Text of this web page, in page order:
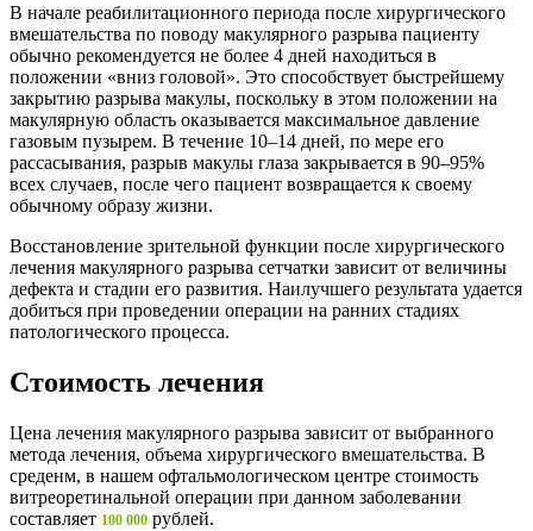
В начале реабилитационного периода после хирургического
вмешательства по поводу макулярного разрыва пациенту
обычно рекомендуется не более 4 дней находиться в
положении «вниз головой». Это способствует быстрейшему
закрытию разрыва макулы, поскольку в этом положении на
макулярную область оказывается максимальное давление
газовым пузырем. В течение 10–14 дней, по мере его
рассасывания, разрыв макулы глаза закрывается в 90–95%
всех случаев, после чего пациент возвращается к своему
обычному образу жизни.
Восстановление зрительной функции после хирургического
лечения макулярного разрыва сетчатки зависит от величины
дефекта и стадии его развития. Наилучшего результата удается
добиться при проведении операции на ранних стадиях
патологического процесса.
Стоимость лечения
Цена лечения макулярного разрыва зависит от выбранного
метода лечения, объема хирургического вмешательства. В
среденм, в нашем офтальмологическом центре стоимость
витреоретинальной операции при данном заболевании
составляет 100 000 рублей.